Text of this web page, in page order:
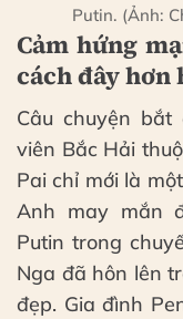
Putin. (Ảnh:
Cảm hứng
cách đây hơn
Câu chuyện
viên Bắc Hải
Pai chỉ mới là
Anh may mắn
Putin trong
Nga đã hôn lên
đẹp. Gia đình